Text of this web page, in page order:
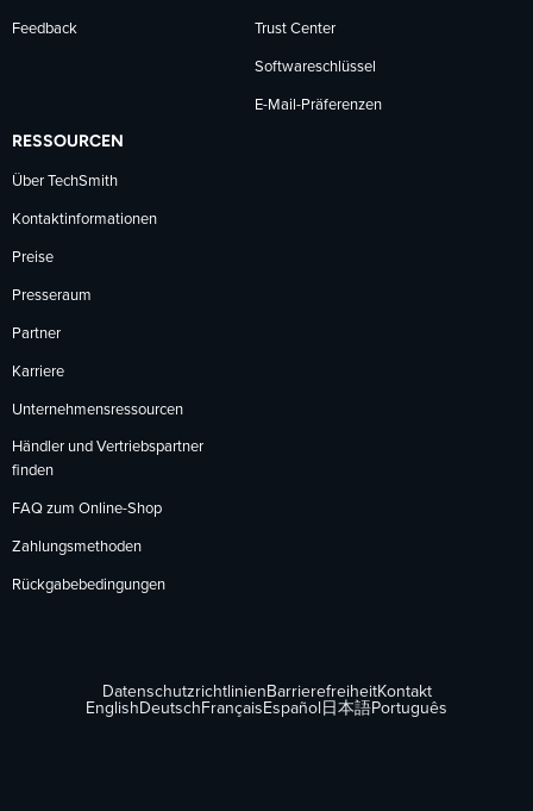
Feedback Trust Center
Softwareschlüssel
E-Mail-Präferenzen
RESSOURCEN
Über TechSmith
Kontaktinformationen
Preise
Presseraum
Partner
Karriere
Unternehmensressourcen
Händler und Vertriebspartner
finden
FAQ zum Online-Shop
Zahlungsmethoden
Rückgabebedingungen
Datenschutzrichtlinien BarrierefreiheitKontakt
English Deutsch Français Español 日本語Português